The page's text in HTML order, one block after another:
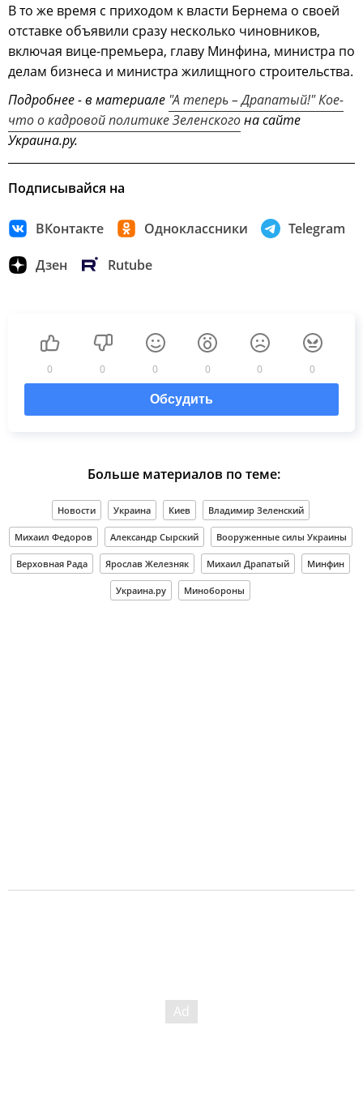
В то же время с приходом к власти Бернема о своей
отставке объявили сразу несколько чиновников,
включая вице-премьера, главу Минфина, министра по
делам бизнеса и министра жилищного строительства.
Подробнее - в материале "А теперь – Драпатый!" Кое-
что о кадровой политике Зеленскогона сайте
Украина.ру.
Подписывайся на
ВКонтакте Одноклассники Telegram
Дзен Rutube
0 0 0 0 0 0
Обсудить
Больше материалов по теме:
Новости Украина Киев Владимир Зеленский
Михаил Федоров Александр Сырский Вооруженные силы Украины
Верховная Рада Ярослав Железняк Михаил Драпатый Минфин
Украина.ру Минобороны